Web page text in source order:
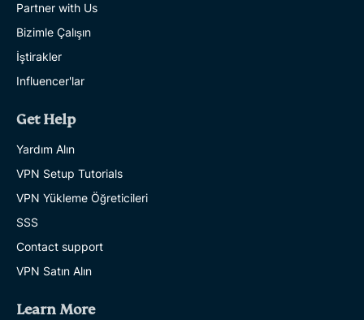
Partner with Us
Bizimle Çalışın
İştirakler
Influencer'lar
Get Help
Yardım Alın
VPN Setup Tutorials
VPN Yükleme Öğreticileri
SSS
Contact support
VPN Satın Alın
Learn More